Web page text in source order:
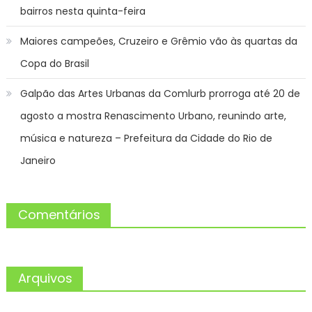
bairros nesta quinta-feira
Maiores campeões, Cruzeiro e Grêmio vão às quartas da
Copa do Brasil
Galpão das Artes Urbanas da Comlurb prorroga até 20 de
agosto a mostra Renascimento Urbano, reunindo arte,
música e natureza – Prefeitura da Cidade do Rio de
Janeiro
Comentários
Arquivos